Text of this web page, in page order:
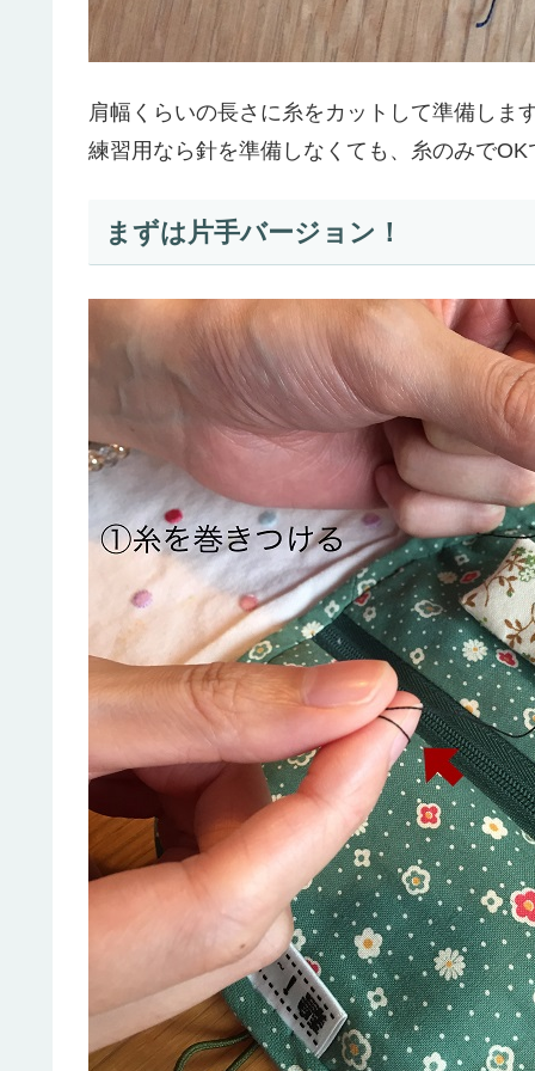
肩幅くらいの長さに糸をカットして準備しま
練習用なら針を準備しなくても、糸のみでOK
まずは片手バージョン！